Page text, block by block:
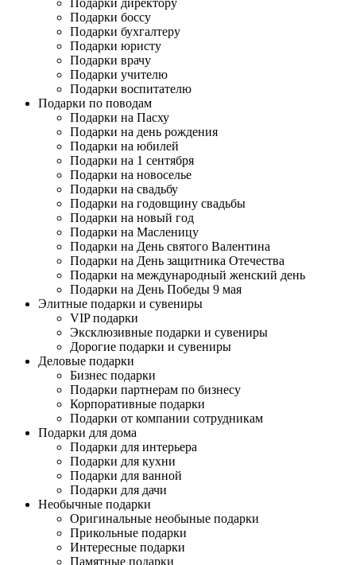
Подарки директору
Подарки боссу
Подарки бухгалтеру
Подарки юристу
Подарки врачу
Подарки учителю
Подарки воспитателю
Подарки по поводам
Подарки на Пасху
Подарки на день рождения
Подарки на юбилей
Подарки на 1 сентября
Подарки на новоселье
Подарки на свадьбу
Подарки на годовщину свадьбы
Подарки на новый год
Подарки на Масленицу
Подарки на День святого Валентина
Подарки на День защитника Отечества
Подарки на международный женский день
Подарки на День Победы 9 мая
Элитные подарки и сувениры
VIP подарки
Эксклюзивные подарки и сувениры
Дорогие подарки и сувениры
Деловые подарки
Бизнес подарки
Подарки партнерам по бизнесу
Корпоративные подарки
Подарки от компании сотрудникам
Подарки для дома
Подарки для интерьера
Подарки для кухни
Подарки для ванной
Подарки для дачи
Необычные подарки
Оригинальные необыные подарки
Прикольные подарки
Интересные подарки
Памятные подарки